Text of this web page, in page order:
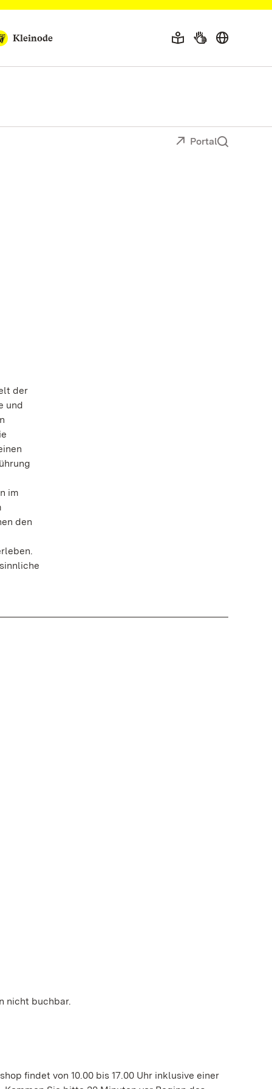
Kleinode
Portal
der
und
im
den
nicht buchbar.
findet von 10.00 bis 17.00 Uhr inklusive einer